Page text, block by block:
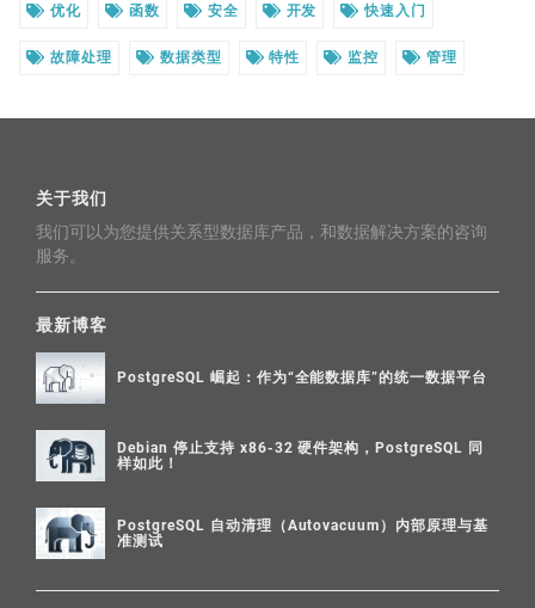
优化 函数 安全 开发 快速入门
故障处理 数据类型 特性 监控 管理
关于我们
我们可以为您提供关系型数据库产品，和数据解决方案的咨询
服务。
最新博客
PostgreSQL 崛起：作为“全能数据库”的统一数据平台
Debian 停止支持 x86-32 硬件架构，PostgreSQL 同
样如此！
PostgreSQL 自动清理（Autovacuum）内部原理与基
准测试